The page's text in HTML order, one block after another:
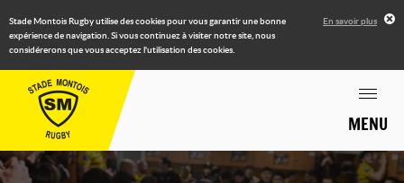
Stade Montois Rugby utilise des cookies pour vous garantir une bonne
expérience de navigation. Si vous continuez à visiter notre site, nous
considérerons que vous acceptez l'utilisation des cookies.
En savoir plus
MENU